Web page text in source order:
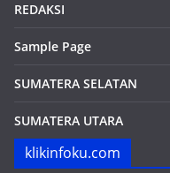
REDAKSI
Sample Page
SUMATERA SELATAN
SUMATERA UTARA
klikinfoku.com